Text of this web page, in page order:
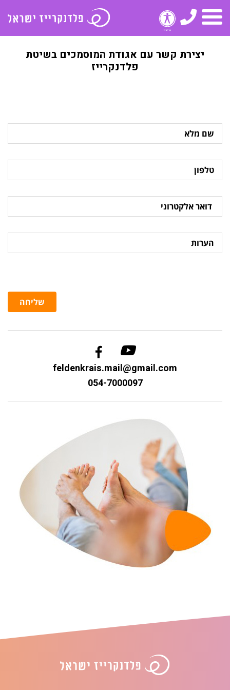
תפריט
טלפון
יצירת קשר עם אגודת המוסמכים בשיטת
פלדנקרייז
מלא
טלפון
אלקטרוני
הערות
שליחה
feldenkrais.mail@gmail.com
054-7000097